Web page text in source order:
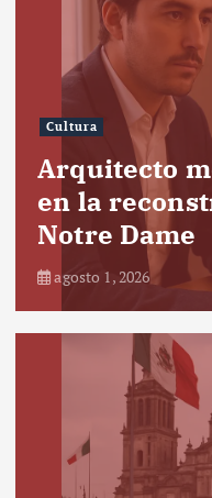
Cultura
Arquitecto
en la
Notre Dame
agosto 1, 2026